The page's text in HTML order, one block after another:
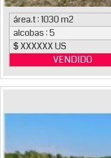
área.t : 1030 m2
alcobas : 5
$ XXXXXX US
VENDIDO